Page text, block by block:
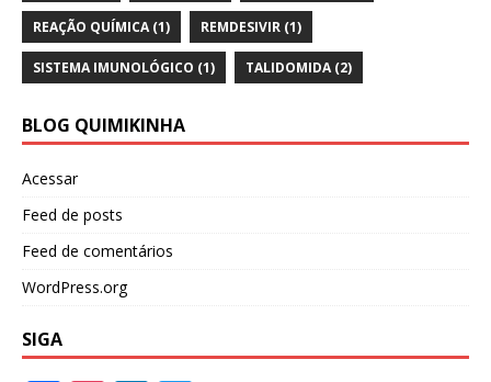
REAÇÃO QUÍMICA(1) REMDESIVIR (1)
SISTEMA IMUNOLÓGICO (1) TALIDOMIDA(2)
BLOG QUIMIKINHA
Acessar
Feed de posts
Feed de comentários
WordPress.org
SIGA